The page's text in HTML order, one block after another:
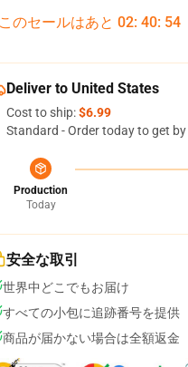
このセールはあと 02: 40: 53
Deliver to United States
Cost to ship:$6.99
Standard - Order today to get by
Production
Today
安全な取引
世界中どこでもお届け
すべての小包に追跡番号を提供
商品が届かない場合は全額返金